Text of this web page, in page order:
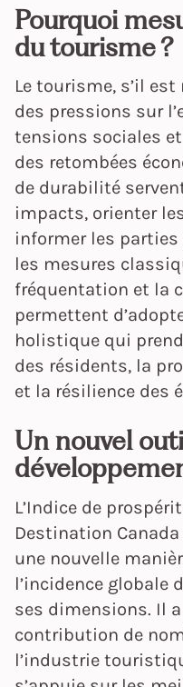
Pourquoi
du tourisme ?
Le tourisme, s’il
des pressions sur
tensions sociales
des retombées
de durabilité
impacts, orienter
informer les parties
les mesures
fréquentation et la
permettent
holistique qui
des résidents, la
et la résilience des
Un nouvel
L’Indice de
Destination
une nouvelle
l’incidence globale
ses dimensions. Il
contribution de
l’industrie